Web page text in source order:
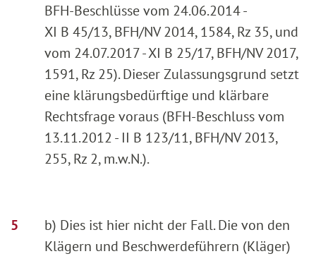
BFH-Beschlüsse vom 24.06.2014 -
XI B 45/13, BFH/NV 2014, 1584, Rz 35, und
vom 24.07.2017 - XI B 25/17, BFH/NV 2017,
1591, Rz 25). Dieser Zulassungsgrund setzt
eine klärungsbedürftige und klärbare
Rechtsfrage voraus (BFH-Beschluss vom
13.11.2012 - II B 123/11, BFH/NV 2013,
255, Rz 2, m.w.N.).
b) Dies ist hier nicht der Fall. Die von den
Klägern und Beschwerdeführern (Kläger)